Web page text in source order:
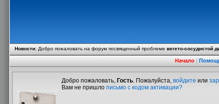
Новости:Добро пожаловать на форум посвященный проблемевегето-сосудистой
Начало|
Добро пожаловать, Гость. Пожалуйста, войдите или
Вам не пришло письмо с кодом активации?